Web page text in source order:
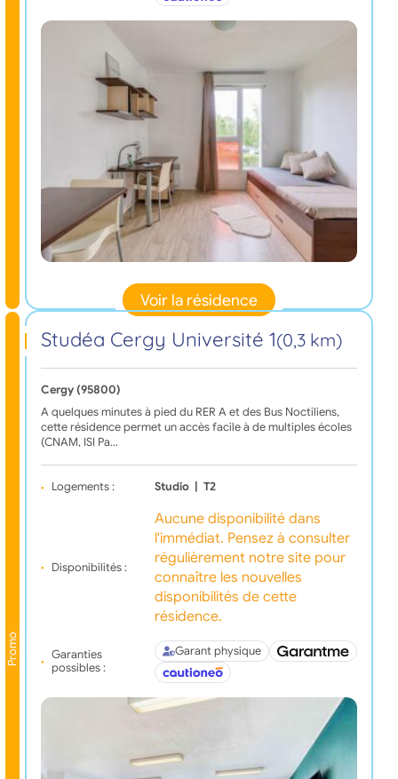
Voir la résidence
Promo
Studéa Cergy Université 1(0,3 km)
Cergy (95800)
A quelques minutes à pied du RER A et des Bus Noctiliens,
cette résidence permet un accès facile à de multiples écoles
(CNAM, ISI Pa…
Logements : Studio T2
Disponibilités :
Aucune disponibilité dans
l'immédiat. Pensez à consulter
régulièrement notre site pour
connaître les nouvelles
disponibilités de cette
résidence.
Garanties
possibles :
Garant physique